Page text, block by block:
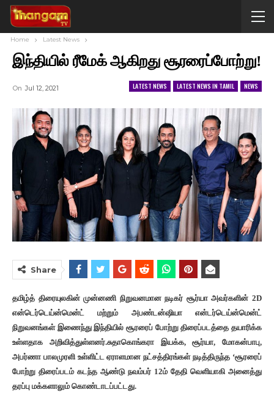
Home Latest News
இந்தியில் ரீமேக் ஆகிறது சூரரைப்போற்று!
LATEST NEWS LATEST NEWS IN TAMIL NEWS
On Jul 12, 2021
Share
தமிழ்த் திரையுலகின் முன்னணி நிறுவனமான நடிகர் சூர்யா அவர்களின் 2D
என்டெர்டெய்ன்மென்ட் மற்றும் அபண்டன்ஷியா என்டர்டெய்ன்மென்ட்
நிறுவனங்கள் இணைந்து இந்தியில் சூரரைப் போற்று திரைப்படத்தை தயாரிக்க
உள்ளதாக அறிவித்துள்ளனர்.சுதாகொங்கரா இயக்க, சூர்யா, மோகன்பாபு,
அபர்ணா பாலமுரளி உள்ளிட்ட ஏராளமான நட்சத்திரங்கள் நடித்திருந்த ‘சூரரைப்
போற்று திரைப்படம் கடந்த ஆண்டு நவம்பர் 12ம் தேதி வெளியாகி அனைத்து
தரப்பு மக்களாலும் கொண்டாடப்பட்டது.